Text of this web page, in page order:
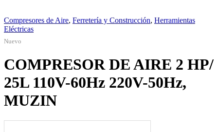
Compresores de Aire, Ferretería y Construcción, Herramientas
Eléctricas
Nuevo
COMPRESOR DE AIRE 2 HP/
25L 110V-60Hz 220V-50Hz,
MUZIN